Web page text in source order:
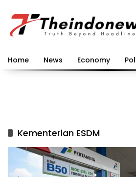
konten
Home News Economy
Kementerian ESDM